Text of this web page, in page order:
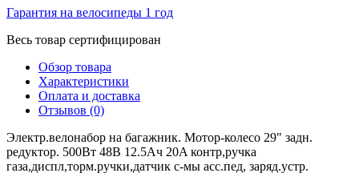
Гарантия на велосипеды 1 год
Весь товар сертифицирован
Обзор товара
Характеристики
Оплата и доставка
Отзывов (0)
Электр.велонабор на багажник. Мотор-колесо 29" задн.
редуктор. 500Вт 48В 12.5Ач 20A контр,ручка
газа,диспл,торм.ручки,датчик с-мы асс.пед, заряд.устр.